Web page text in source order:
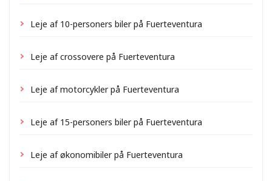
Leje af 10-personers biler på Fuerteventura
Leje af crossovere på Fuerteventura
Leje af motorcykler på Fuerteventura
Leje af 15-personers biler på Fuerteventura
Leje af økonomibiler på Fuerteventura